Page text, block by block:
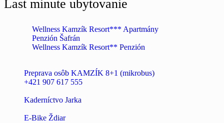
Last minute ubytovanie
Wellness Kamzík Resort*** Apartmány
Penzión Šafrán
Wellness Kamzík Resort** Penzión
Preprava osôb KAMZÍK 8+1 (mikrobus)
+421 907 617 555
Kaderníctvo Jarka
E-Bike Ždiar